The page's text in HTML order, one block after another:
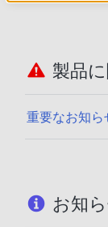
製品
重要なお知ら
お知